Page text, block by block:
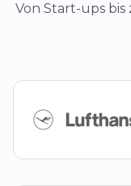
Von Start-ups bis